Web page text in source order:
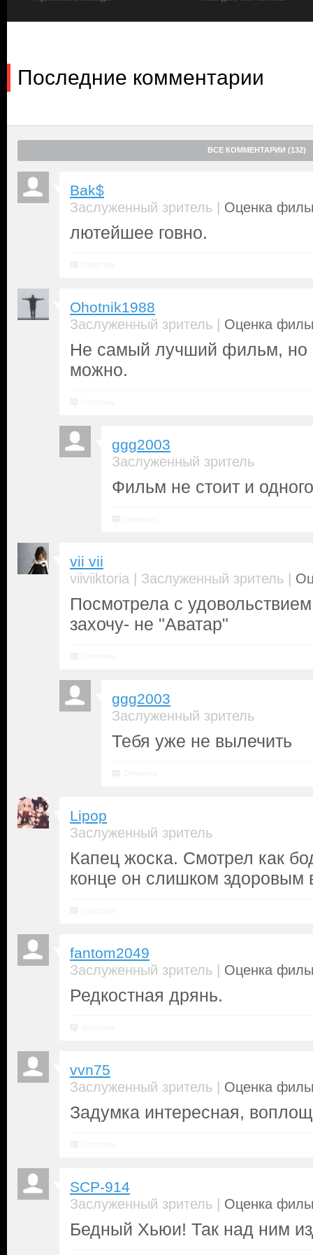
Последние комментарии
ВСЕ КОММЕНТАРИИ (132)
Bak$
Заслуженный зритель | Оценка
лютейшее говно.
Ohotnik1988
Заслуженный зритель | Оценка
Не самый лучший фильм, но
можно.
ggg2003
Заслуженный зритель
Фильм не стоит и
vii vii
viiviiktoria | Заслуженный зритель |
Посмотрела с
захочу- не "Аватар"
ggg2003
Заслуженный зритель
Тебя уже не вылечить
Lipop
Заслуженный зритель
Капец жоска. Смотрел как
конце он слишком здоровым
fantom2049
Заслуженный зритель | Оценка
Редкостная дрянь.
vvn75
Заслуженный зритель | Оценка
Задумка интересная,
SCP-914
Заслуженный зритель | Оценка
Бедный Хьюи! Так над ним